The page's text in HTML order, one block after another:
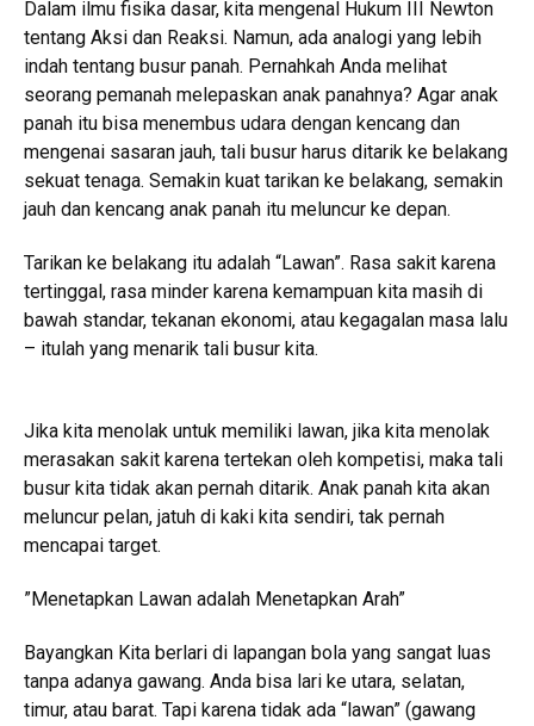
Dalam ilmu fisika dasar, kita mengenal Hukum III Newton
tentang Aksi dan Reaksi. Namun, ada analogi yang lebih
indah tentang busur panah. Pernahkah Anda melihat
seorang pemanah melepaskan anak panahnya? Agar anak
panah itu bisa menembus udara dengan kencang dan
mengenai sasaran jauh, tali busur harus ditarik ke belakang
sekuat tenaga. Semakin kuat tarikan ke belakang, semakin
jauh dan kencang anak panah itu meluncur ke depan.
Tarikan ke belakang itu adalah “Lawan”. Rasa sakit karena
tertinggal, rasa minder karena kemampuan kita masih di
bawah standar, tekanan ekonomi, atau kegagalan masa lalu
– itulah yang menarik tali busur kita.
Jika kita menolak untuk memiliki lawan, jika kita menolak
merasakan sakit karena tertekan oleh kompetisi, maka tali
busur kita tidak akan pernah ditarik. Anak panah kita akan
meluncur pelan, jatuh di kaki kita sendiri, tak pernah
mencapai target.
”Menetapkan Lawan adalah Menetapkan Arah”
Bayangkan Kita berlari di lapangan bola yang sangat luas
tanpa adanya gawang. Anda bisa lari ke utara, selatan,
timur, atau barat. Tapi karena tidak ada “lawan” (gawang